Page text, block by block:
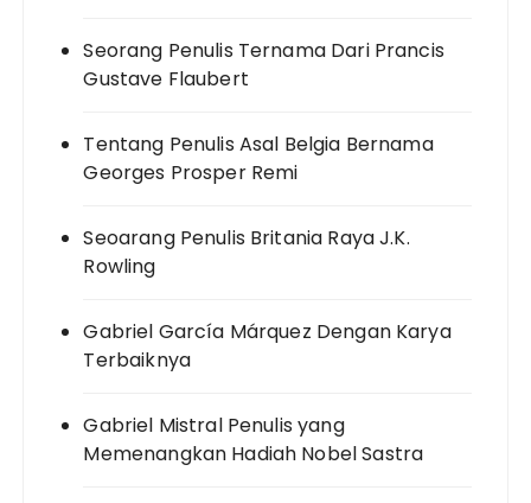
Seorang Penulis Ternama Dari Prancis
Gustave Flaubert
Tentang Penulis Asal Belgia Bernama
Georges Prosper Remi
Seoarang Penulis Britania Raya J.K.
Rowling
Gabriel García Márquez Dengan Karya
Terbaiknya
Gabriel Mistral Penulis yang
Memenangkan Hadiah Nobel Sastra